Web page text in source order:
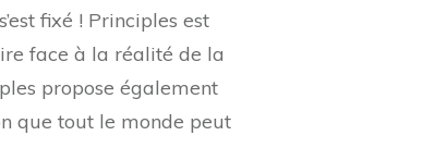
fixé ! Principles est
face à la réalité de la
propose également
que tout le monde peut